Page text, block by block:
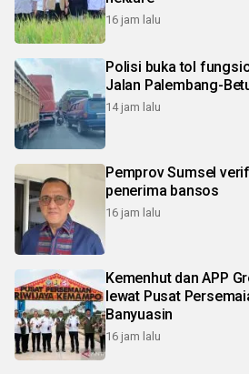
16 jam lalu
Polisi buka tol
Jalan Palembang-
14 jam lalu
Pemprov Sumsel
penerima bansos
16 jam lalu
Kemenhut dan APP
lewat Pusat
Banyuasin
16 jam lalu